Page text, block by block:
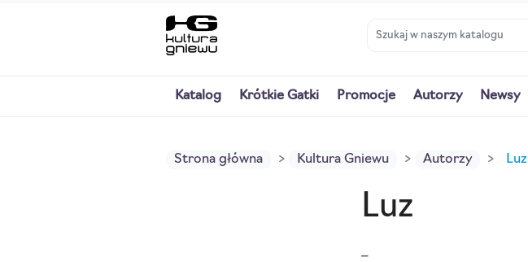
Katalog Krótkie Gatki Promocje Autorzy Newsy
Strona główna Kultura Gniewu Autorzy Luz
Luz